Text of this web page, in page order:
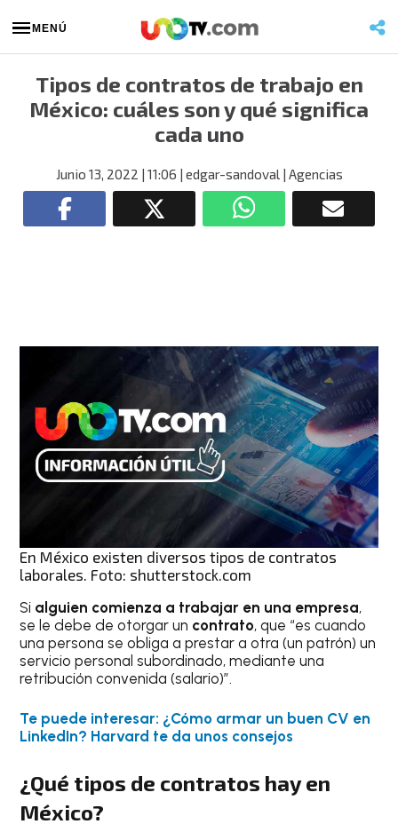
MENÚ
Tipos de contratos de trabajo en
México: cuáles son y qué significa
cada uno
Junio 13, 2022 | 11:06 | edgar-sandoval| Agencias
En México existen diversos tipos de contratos
laborales. Foto: shutterstock.com
Si alguien comienza a trabajar en una empresa,
se le debe de otorgar un contrato, que “es cuando
una persona se obliga a prestar a otra (un patrón) un
servicio personal subordinado, mediante una
retribución convenida (salario)”.
Te puede interesar: ¿Cómo armar un buen CV en
LinkedIn? Harvard te da unos consejos
¿Qué tipos de contratos hay en
México?